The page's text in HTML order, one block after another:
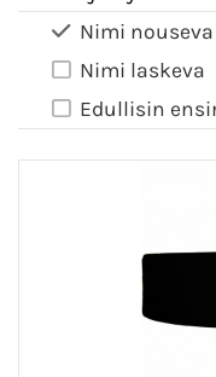
Nimi nouseva
Nimi laskeva
Edullisin